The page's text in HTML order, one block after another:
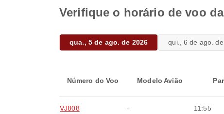
Verifique o horário de voo
qua., 5 de ago. de 2026 qui., 6 de ago.
Número do Voo Modelo Avião
VJ808 - 11:55